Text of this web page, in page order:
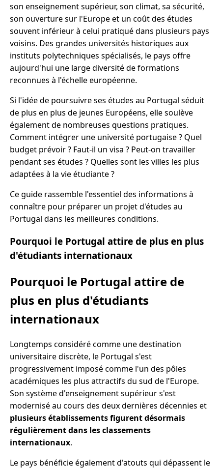
son enseignement supérieur, son climat, sa sécurité,
son ouverture sur l'Europe et un coût des études
souvent inférieur à celui pratiqué dans plusieurs pays
voisins. Des grandes universités historiques aux
instituts polytechniques spécialisés, le pays offre
aujourd'hui une large diversité de formations
reconnues à l'échelle européenne.
Si l'idée de poursuivre ses études au Portugal séduit
de plus en plus de jeunes Européens, elle soulève
également de nombreuses questions pratiques.
Comment intégrer une université portugaise ? Quel
budget prévoir ? Faut-il un visa ? Peut-on travailler
pendant ses études ? Quelles sont les villes les plus
adaptées à la vie étudiante ?
Ce guide rassemble l'essentiel des informations à
connaître pour préparer un projet d'études au
Portugal dans les meilleures conditions.
Pourquoi le Portugal attire de plus en plus
d'étudiants internationaux
Pourquoi le Portugal attire de
plus en plus d'étudiants
internationaux
Longtemps considéré comme une destination
universitaire discrète, le Portugal s'est
progressivement imposé comme l'un des pôles
académiques les plus attractifs du sud de l'Europe.
Son système d'enseignement supérieur s'est
modernisé au cours des deux dernières décennies et
plusieurs établissements figurent désormais
régulièrement dans les classements
internationaux.
Le pays bénéficie également d'atouts qui dépassent le